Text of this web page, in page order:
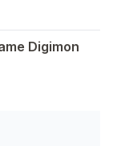
kreativitas
Digimon